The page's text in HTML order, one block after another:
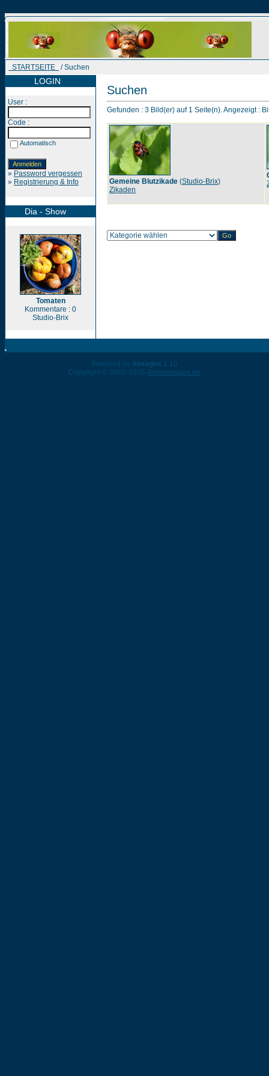
STARTSEITE / Suchen
LOGIN
User :
Code :
Automatisch
» Password vergessen
» Registrierung & Info
Dia - Show
Tomaten
Kommentare : 0
Studio-Brix
Suchen
Gefunden : 3 Bild(er) auf 1 Seite(n). Angezeigt :
Gemeine Blutzikade (Studio-Brix)
Zikaden
Powered by 4images 1.10
Copyright © 2002-2026 4homepages.de